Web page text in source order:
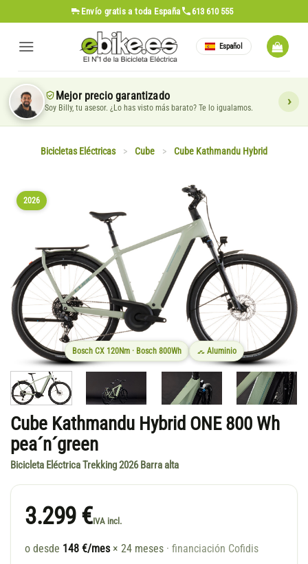
al
contenido
Envío gratis a toda España 613 610 555
Español
Mejor precio garantizado
Soy Billy, tu asesor. ¿Lo has visto más barato? Te lo igualamos.
Bicicletas Eléctricas > Cube > Cube Kathmandu Hybrid
2026
Bosch CX 120Nm · Bosch 800Wh Aluminio
Cube Kathmandu Hybrid ONE 800 Wh
pea´n´green
Bicicleta Eléctrica Trekking 2026 Barra alta
3.299 €IVA incl.
o desde 148 €/mes × 24 meses · financiación Cofidis